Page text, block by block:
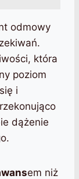
odmowy
która
poziom
i
dążenie
em niż